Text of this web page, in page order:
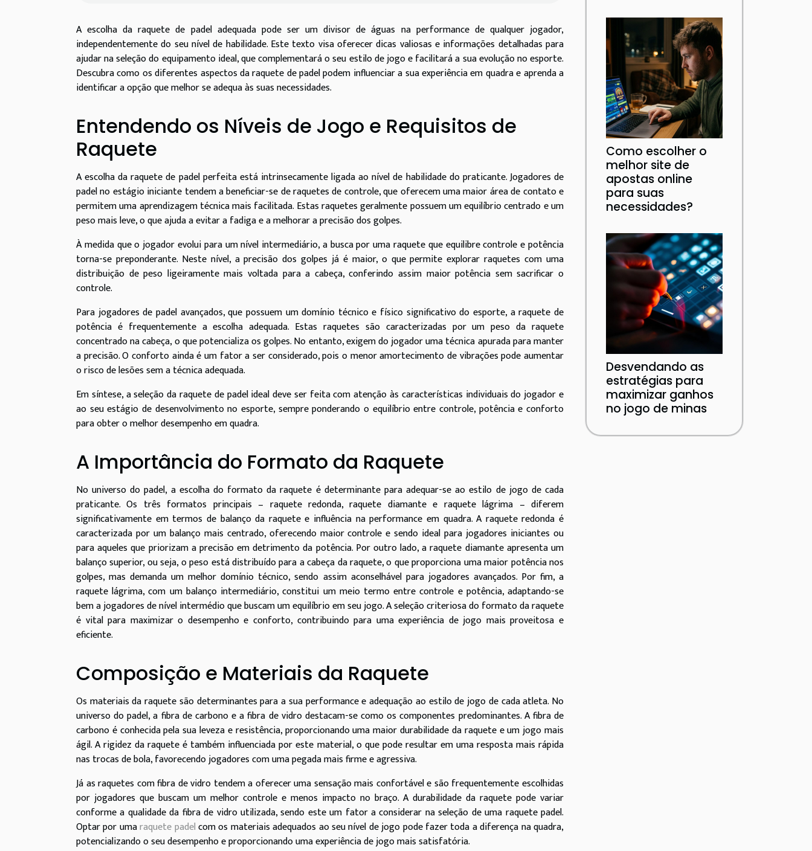
A escolha da raquete de padel adequada pode ser um divisor de águas na performance de qualquer jogador,
independentemente do seu nível de habilidade. Este texto visa oferecer dicas valiosas e informações detalhadas para
ajudar na seleção do equipamento ideal, que complementará o seu estilo de jogo e facilitará a sua evolução no esporte.
Descubra como os diferentes aspectos da raquete de padel podem influenciar a sua experiência em quadra e aprenda a
identificar a opção que melhor se adequa às suas necessidades.
Entendendo os Níveis de Jogo e Requisitos de
Raquete
A escolha da raquete de padel perfeita está intrinsecamente ligada ao nível de habilidade do praticante. Jogadores de
padel no estágio iniciante tendem a beneficiar-se de raquetes de controle, que oferecem uma maior área de contato e
permitem uma aprendizagem técnica mais facilitada. Estas raquetes geralmente possuem um equilíbrio centrado e um
peso mais leve, o que ajuda a evitar a fadiga e a melhorar a precisão dos golpes.
À medida que o jogador evolui para um nível intermediário, a busca por uma raquete que equilibre controle e potência
torna-se preponderante. Neste nível, a precisão dos golpes já é maior, o que permite explorar raquetes com uma
distribuição de peso ligeiramente mais voltada para a cabeça, conferindo assim maior potência sem sacrificar o
controle.
Para jogadores de padel avançados, que possuem um domínio técnico e físico significativo do esporte, a raquete de
potência é frequentemente a escolha adequada. Estas raquetes são caracterizadas por um peso da raquete
concentrado na cabeça, o que potencializa os golpes. No entanto, exigem do jogador uma técnica apurada para manter
a precisão. O conforto ainda é um fator a ser considerado, pois o menor amortecimento de vibrações pode aumentar
o risco de lesões sem a técnica adequada.
Em síntese, a seleção da raquete de padel ideal deve ser feita com atenção às características individuais do jogador e
ao seu estágio de desenvolvimento no esporte, sempre ponderando o equilíbrio entre controle, potência e conforto
para obter o melhor desempenho em quadra.
A Importância do Formato da Raquete
No universo do padel, a escolha do formato da raquete é determinante para adequar-se ao estilo de jogo de cada
praticante. Os três formatos principais – raquete redonda, raquete diamante e raquete lágrima – diferem
significativamente em termos de balanço da raquete e influência na performance em quadra. A raquete redonda é
caracterizada por um balanço mais centrado, oferecendo maior controle e sendo ideal para jogadores iniciantes ou
para aqueles que priorizam a precisão em detrimento da potência. Por outro lado, a raquete diamante apresenta um
balanço superior, ou seja, o peso está distribuído para a cabeça da raquete, o que proporciona uma maior potência nos
golpes, mas demanda um melhor domínio técnico, sendo assim aconselhável para jogadores avançados. Por fim, a
raquete lágrima, com um balanço intermediário, constitui um meio termo entre controle e potência, adaptando-se
bem a jogadores de nível intermédio que buscam um equilíbrio em seu jogo. A seleção criteriosa do formato da raquete
é vital para maximizar o desempenho e conforto, contribuindo para uma experiência de jogo mais proveitosa e
eficiente.
Composição e Materiais da Raquete
Os materiais da raquete são determinantes para a sua performance e adequação ao estilo de jogo de cada atleta. No
universo do padel, a fibra de carbono e a fibra de vidro destacam-se como os componentes predominantes. A fibra de
carbono é conhecida pela sua leveza e resistência, proporcionando uma maior durabilidade da raquete e um jogo mais
ágil. A rigidez da raquete é também influenciada por este material, o que pode resultar em uma resposta mais rápida
nas trocas de bola, favorecendo jogadores com uma pegada mais firme e agressiva.
Já as raquetes com fibra de vidro tendem a oferecer uma sensação mais confortável e são frequentemente escolhidas
por jogadores que buscam um melhor controle e menos impacto no braço. A durabilidade da raquete pode variar
conforme a qualidade da fibra de vidro utilizada, sendo este um fator a considerar na seleção de uma raquete padel.
Optar por umaraquete padelcom os materiais adequados ao seu nível de jogo pode fazer toda a diferença na quadra,
potencializando o seu desempenho e proporcionando uma experiência de jogo mais satisfatória.
Como escolher o
melhor site de
apostas online
para suas
necessidades?
Desvendando as
estratégias para
maximizar ganhos
no jogo de minas